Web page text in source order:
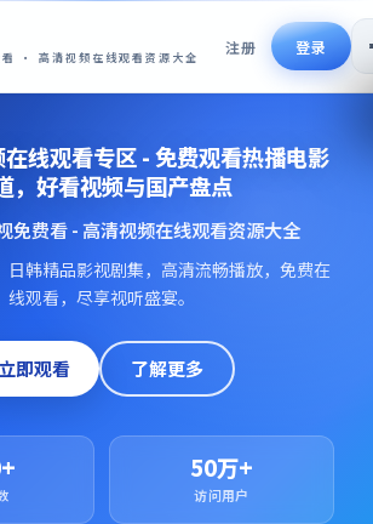
· 高清视频在线观看资源大全
注册 登录
线观看专区 - 免费观看热播电影
，好看视频与国产盘点
免费看 - 高清视频在线观看资源大全
日韩精品影视剧集，高清流畅播放，免费在
线观看，尽享视听盛宴。
立即观看 了解更多
50万+
访问用户